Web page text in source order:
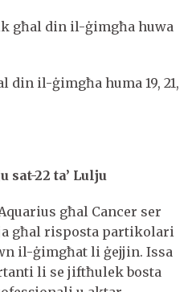
għal din il-ġimgħa huwa
il-ġimgħa huma 19, 21,
sat-22 ta’ Lulju
għal Cancer ser
għal risposta partikolari
il-ġimgħat li ġejjin. Issa
li se jiftħulek bosta